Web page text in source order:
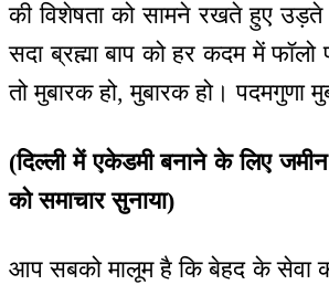
की विशेषता को सामने रखते हुए
सदा ब्रह्मा बाप को हर कदम में
तो मुबारक हो, मुबारक हो। पदमगुणा
(दिल्ली में एकेडमी बनाने के लिए जमीन
को समाचार सुनाया)
आप सबको मालूम है कि बेहद के सेवा